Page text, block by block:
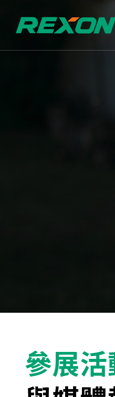
參展活